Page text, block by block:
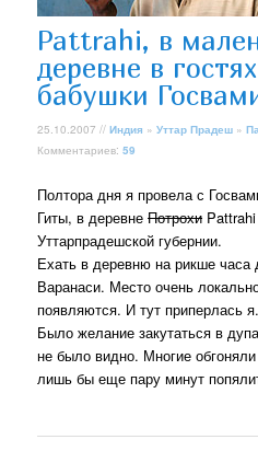
Pattrahi, в
деревне в
бабушки
25.10.2007 //Индия »Уттар Прадеш »
Комментариев:59
Полтора дня я провела с
Гиты, в деревнеПотрохи
Уттарпрадешской губернии.
Ехать в деревню на рикше часа
Варанаси. Место очень
появляются. И тут приперлась
Было желание закутаться в
не было видно. Многие
лишь бы еще пару минут